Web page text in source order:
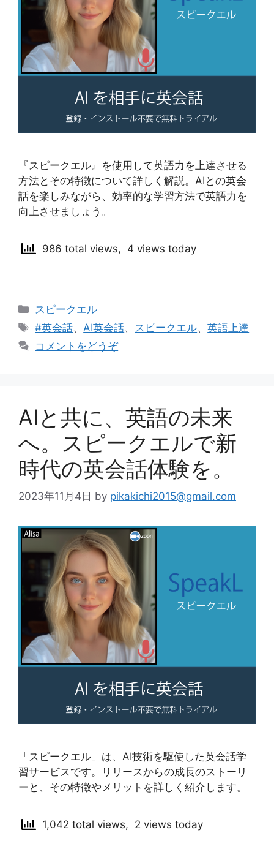
『スピークエル』を使用して英語力を上達させる
方法とその特徴について詳しく解説。AIとの英会
話を楽しみながら、効率的な学習方法で英語力を
向上させましょう。
986 total views, 4 views today
カ
テ
リ
スピークエル
タ
グ
#英会話、AI英会話、 スピークエル、英語上達
コメントをどうぞ
AIと共に、英語の未来
へ。スピークエルで新
時代の英会話体験を。
2023年11月4日 by pikakichi2015@gmail.com
「スピークエル」は、AI技術を駆使した英会話学
習サービスです。リリースからの成長のストーリ
ーと、その特徴やメリットを詳しく紹介します。
1,042 total views, 2 views today